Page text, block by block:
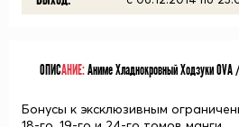
ОПИСАНИЕ:Аниме Хладнокровный Ходзуки
Бонусы к эксклюзивным